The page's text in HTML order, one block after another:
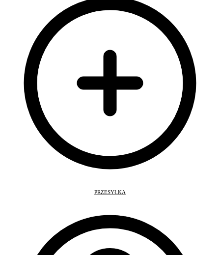
PRZESYŁKA